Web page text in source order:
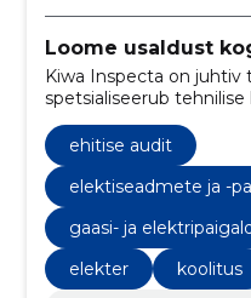
Loome usaldust
Kiwa Inspecta on juhtiv
spetsialiseerub
sertifitseerimise,
valdkondades.
ehitise audit
elektiseadmete ja -
gaasi- ja
elekter
koolitus